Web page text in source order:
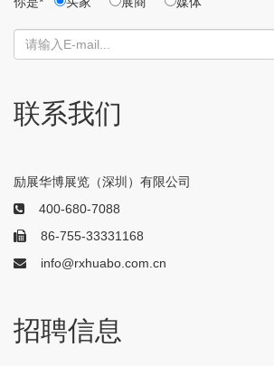
联系我们
励展华博展览（深圳）有限公司
400-680-7088
86-755-33331168
info@rxhuabo.com.cn
招聘信息